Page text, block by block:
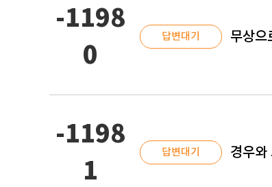
-1198
0
답변대기 무상으
-1198
1
답변대기 경우와